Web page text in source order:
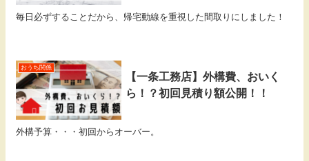
毎日必ずすることだから、帰宅動線を重視した間取りにしました！
おうち関係
【一条工務店】外構費、おいく
ら！？初回見積り額公開！！
外構予算・・・初回からオーバー。